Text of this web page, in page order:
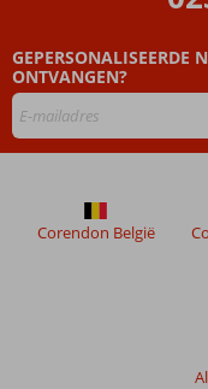
GEPERSONALISEERDE
ONTVANGEN?
Corendon België